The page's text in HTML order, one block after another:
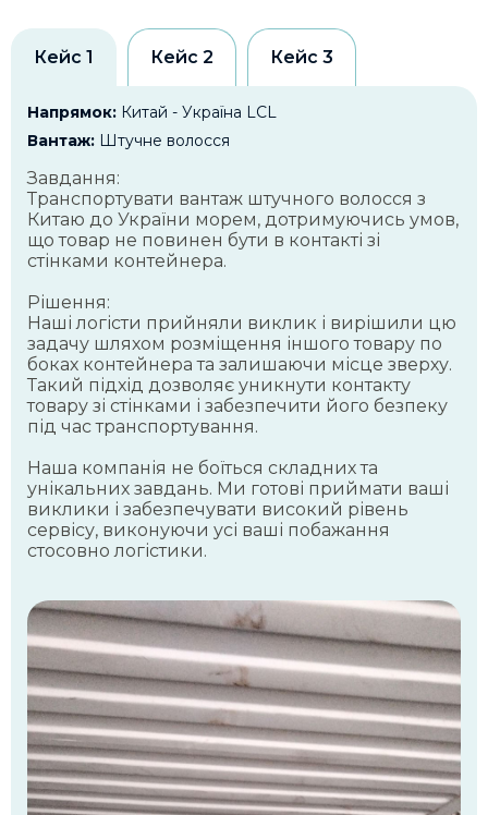
Кейс 1 Кейс 2 Кейс 3
Напрямок: Китай - Україна LCL
Вантаж: Штучне волосся
Завдання:
Транспортувати вантаж штучного волосся з
Китаю до України морем, дотримуючись умов,
що товар не повинен бути в контакті зі
стінками контейнера.
Рішення:
Наші логісти прийняли виклик і вирішили цю
задачу шляхом розміщення іншого товару по
боках контейнера та залишаючи місце зверху.
Такий підхід дозволяє уникнути контакту
товару зі стінками і забезпечити його безпеку
під час транспортування.
Наша компанія не боїться складних та
унікальних завдань. Ми готові приймати ваші
виклики і забезпечувати високий рівень
сервісу, виконуючи усі ваші побажання
стосовно логістики.